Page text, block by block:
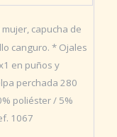
capucha de
canguro. * Ojales
en puños y
perchada 280
poliéster / 5%
1067